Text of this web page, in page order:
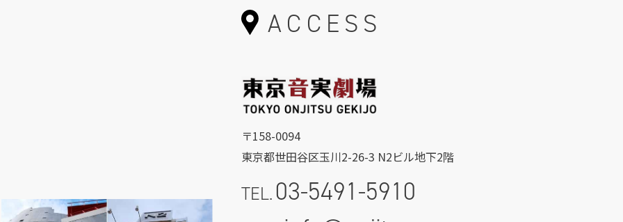
ACCESS
〒158-0094
東京都世田谷区玉川2-26-3 N2ビル地下2階
TEL.03-5491-5910